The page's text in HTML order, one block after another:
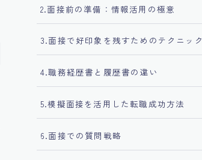
2.面接前の準備：情報活用の極意
3.面接で好印象を残すためのテクニック
4.職務経歴書と履歴書の違い
5.模擬面接を活用した転職成功方法
6.面接での質問戦略